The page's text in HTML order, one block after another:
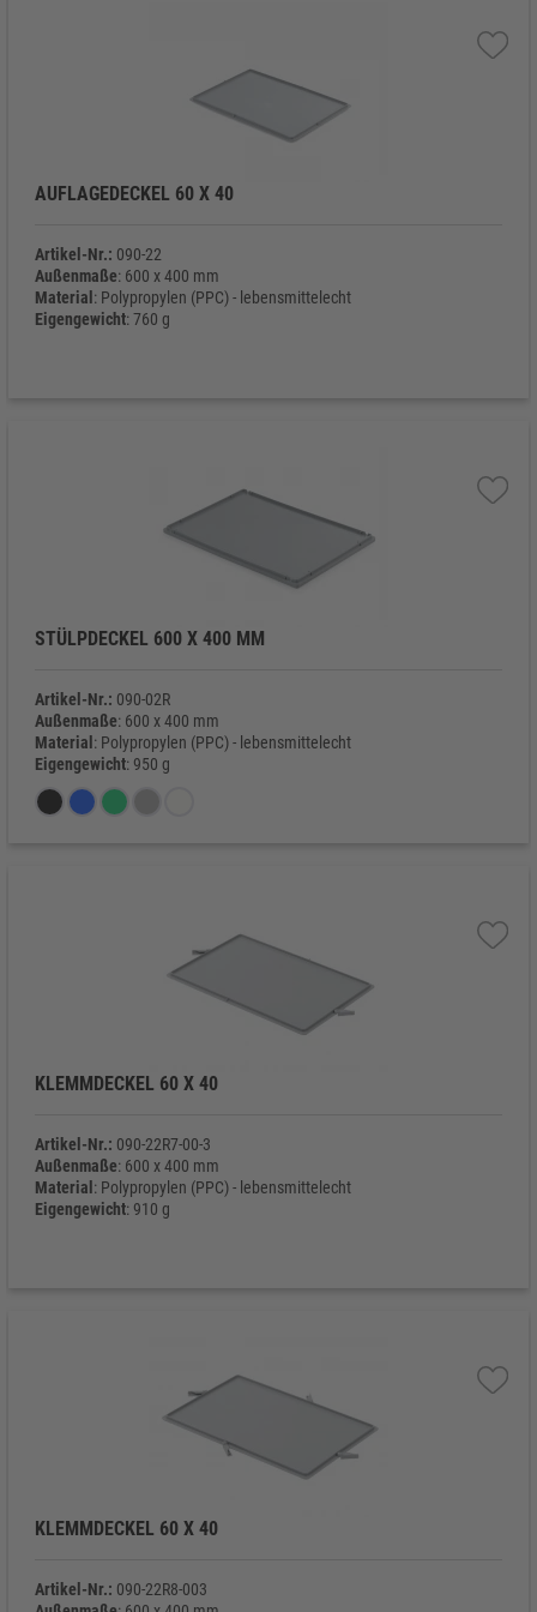
AUFLAGEDECKEL 60 X 40
Artikel-Nr.: 090-22
Außenmaße: 600 x 400 mm
Material : Polypropylen (PPC) - lebensmittelecht
Eigengewicht: 760 g
STÜLPDECKEL 600 X 400 MM
Artikel-Nr.: 090-02R
Außenmaße: 600 x 400 mm
Material : Polypropylen (PPC) - lebensmittelecht
Eigengewicht: 950 g
KLEMMDECKEL 60 X 40
Artikel-Nr.: 090-22R7-00-3
Außenmaße: 600 x 400 mm
Material : Polypropylen (PPC) - lebensmittelecht
Eigengewicht: 910 g
KLEMMDECKEL 60 X 40
Artikel-Nr.: 090-22R8-003